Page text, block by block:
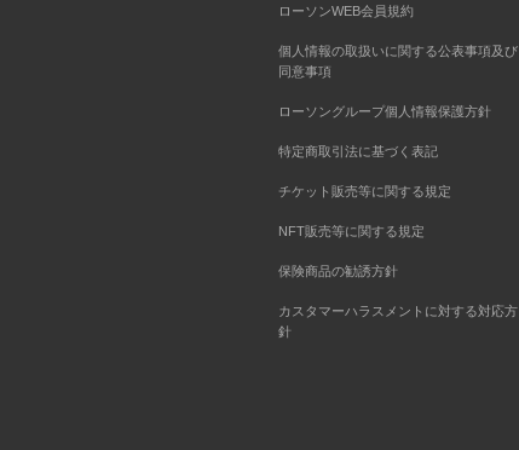
ローソンWEB会員規約
個人情報の取扱いに関する公表事項及び
同意事項
ローソングループ個人情報保護方針
特定商取引法に基づく表記
チケット販売等に関する規定
NFT販売等に関する規定
保険商品の勧誘方針
カスタマーハラスメントに対する対応方
針